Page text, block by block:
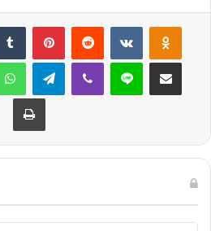
Tumblr PinterestReddit VKontakte
WhatsAppTelegramViber Line E-Posta ile
Yazdır